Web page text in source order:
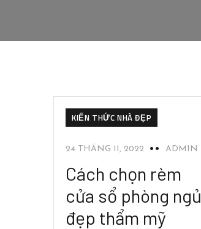
KIẾN THỨC NHÀ ĐẸP
24 THÁNG 11, 2022 ADMIN
Cách chọn rèm
cửa sổ phòng ngủ
đẹp thẩm mỹ